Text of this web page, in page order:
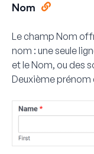
Nom
Le champ Nom
nom : une seule
et le Nom, ou des
Deuxième prénom